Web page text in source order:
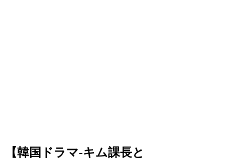
【韓国ドラマ-キム課長と